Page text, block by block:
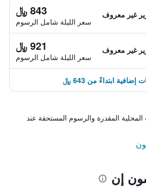
غير معروف 843 ﷼
سعر الليلة شامل الرسوم
غير معروف 921 ﷼
سعر الليلة شامل الرسوم
المقدرة والرسوم المستحقة عند
إن